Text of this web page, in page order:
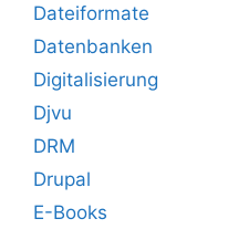
Dateiformate
Datenbanken
Digitalisierung
Djvu
DRM
Drupal
E-Books